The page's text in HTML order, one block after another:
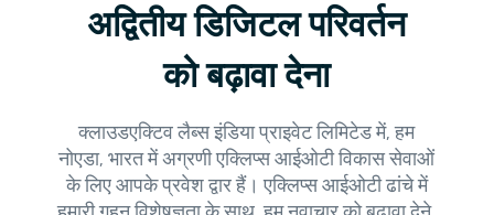
अद्वितीय डिजिटल परिवर्तन
को बढ़ावा देना
क्लाउडएक्टिव लैब्स इंडिया प्राइवेट लिमिटेड में, हम
नोएडा, भारत में अग्रणी एक्लिप्स आईओटी विकास सेवाओं
के लिए आपके प्रवेश द्वार हैं। एक्लिप्स आईओटी ढांचे में